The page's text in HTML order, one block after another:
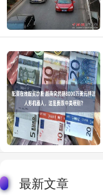
最新文章